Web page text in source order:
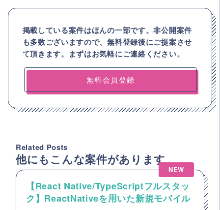
掲載している案件はほんの一部です。非公開案件
も多数ございますので、無料登録後にご提案させ
て頂きます。まずはお気軽にご連絡ください。
無料会員登録
Related Posts
他にもこんな案件があります
NEW
【React Native/TypeScriptフルスタッ
ク】ReactNativeを用いた新規モバイル